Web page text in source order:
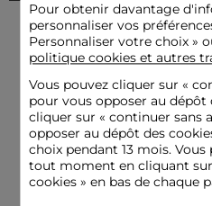
Livraison offerte
dès 79€
Pour obtenir davantage
personnaliser vos
Personnaliser votre choix »
politique cookies et autres
Vous pouvez cliquer sur «
pour vous opposer au dépôt
cliquer sur « continuer sans
opposer au dépôt des
choix pendant 13 mois. Vous
tout moment en cliquant
cookies » en bas de chaque